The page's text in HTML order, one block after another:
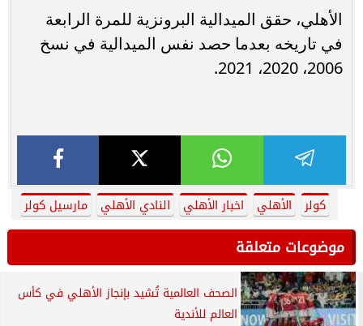
الأهلي، حقق الميدالية البرونزية للمرة الرابعة
في تاريخه بعدما حصد نفس الميدالية في نسخ
2006، 2020، 2021.
كولر الأهلي اخبار الأهلي النادي الأهلي مارسيل كولر
موضوعات متعلقة
الصحف العالمية تُشيد بإنجاز الأهلي في كأس
العالم للأندية